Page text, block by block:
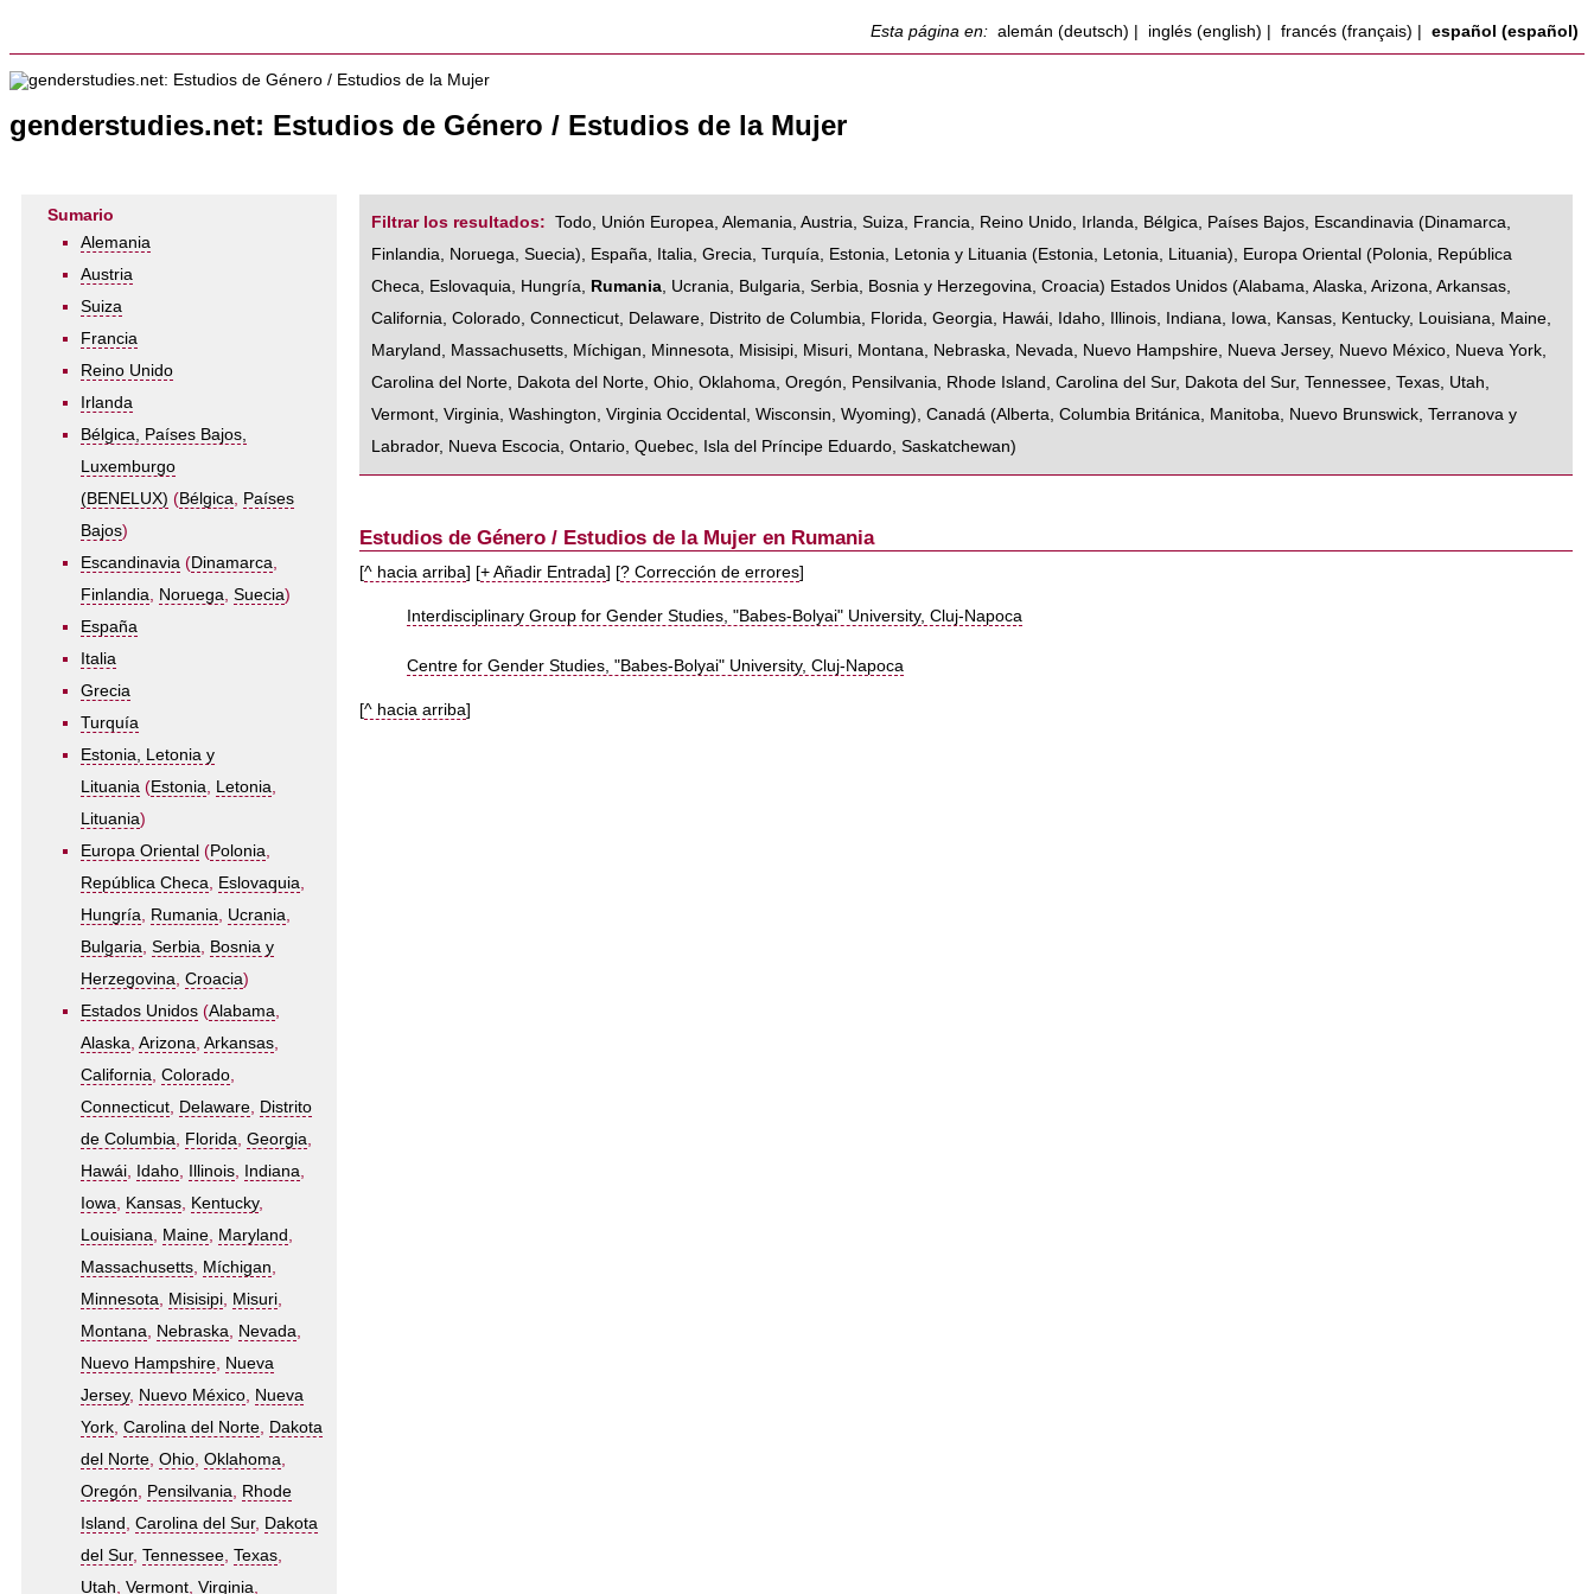
Esta página en: alemán (deutsch) inglés (english) francés (français) español (español)
genderstudies.net: Estudios de Género / Estudios de la Mujer
Sumario
Alemania
Austria
Suiza
Francia
Reino Unido
Irlanda
Bélgica, Países Bajos,
Luxemburgo
(BENELUX) (Bélgica, Países
Bajos)
Escandinavia (Dinamarca,
Finlandia, Noruega, Suecia)
España
Italia
Grecia
Turquía
Estonia, Letonia y
Lituania (Estonia, Letonia,
Lituania)
Europa Oriental (Polonia,
República Checa, Eslovaquia,
Hungría, Rumania, Ucrania,
Bulgaria, Serbia, Bosnia y
Herzegovina, Croacia)
Estados Unidos (Alabama,
Alaska, Arizona, Arkansas,
California, Colorado,
Connecticut, Delaware, Distrito
de Columbia, Florida, Georgia,
Hawái, Idaho, Illinois, Indiana,
Iowa, Kansas, Kentucky,
Louisiana, Maine, Maryland ,
Massachusetts, Míchigan,
Minnesota, Misisipi, Misuri,
Montana, Nebraska, Nevada,
Nuevo Hampshire, Nueva
Jersey, Nuevo México, Nueva
York, Carolina del Norte, Dakota
del Norte, Ohio, Oklahoma,
Oregón, Pensilvania, Rhode
Island , Carolina del Sur, Dakota
del Sur, Tennessee, Texas,
Utah, Vermont, Virginia,
Filtrar los resultados: Todo, Unión Europea,Alemania,Austria,Suiza, Francia, Reino Unido, Irlanda, Bélgica, Países Bajos, Escandinavia (Dinamarca,
Finlandia, Noruega,Suecia), España, Italia,Grecia,Turquía, Estonia, Letonia y Lituania (Estonia, Letonia, Lituania), Europa Oriental (Polonia, República
Checa, Eslovaquia, Hungría, Rumania, Ucrania, Bulgaria,Serbia, Bosnia y Herzegovina,Croacia) Estados Unidos (Alabama,Alaska,Arizona,Arkansas,
California,Colorado,Connecticut, Delaware, Distrito de Columbia, Florida,Georgia, Hawái, Idaho, Illinois, Indiana, Iowa, Kansas, Kentucky, Louisiana, Maine,
Maryland , Massachusetts, Míchigan, Minnesota, Misisipi, Misuri, Montana, Nebraska, Nevada, Nuevo Hampshire, Nueva Jersey, Nuevo México, Nueva York,
Carolina del Norte, Dakota del Norte,Ohio,Oklahoma,Oregón, Pensilvania, Rhode Island ,Carolina del Sur, Dakota del Sur,Tennessee,Texas, Utah,
Vermont,Virginia,Washington,Virginia Occidental ,Wisconsin,Wyoming),Canadá (Alberta,Columbia Británica, Manitoba, Nuevo Brunswick,Terranova y
Labrador, Nueva Escocia,Ontario,Quebec, Isla del Príncipe Eduardo,Saskatchewan)
Estudios de Género / Estudios de la Mujer en Rumania
[^ hacia arriba] [+ Añadir Entrada] [? Corrección de errores]
Interdisciplinary Group for Gender Studies, "Babes-Bolyai" University, Cluj-Napoca
Centre for Gender Studies, "Babes-Bolyai" University, Cluj-Napoca
[^ hacia arriba]